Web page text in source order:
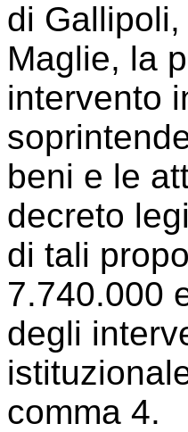
di
Maglie, la
intervento
beni e le
decreto
di tali
7.740.000
degli
comma 4.